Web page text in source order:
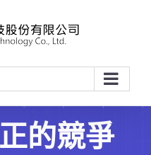
的競爭